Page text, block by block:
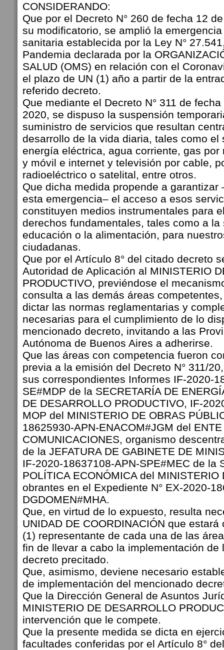
CONSIDERANDO:
Que por el Decreto N° 260 de fecha 12
su modificatorio, se amplió la
sanitaria establecida por la Ley N°
Pandemia declarada por la
SALUD (OMS) en relación con el
el plazo de UN (1) año a partir de la
referido decreto.
Que mediante el Decreto N° 311 de
2020, se dispuso la suspensión
suministro de servicios que resultan
desarrollo de la vida diaria, tales como el
energía eléctrica, agua corriente, gas
y móvil e internet y televisión por cable,
radioeléctrico o satelital, entre otros.
Que dicha medida propende a garantizar
esta emergencia– el acceso a esos
constituyen medios instrumentales para
derechos fundamentales, tales como a la
educación o la alimentación, para
ciudadanas.
Que por el Artículo 8° del citado decreto
Autoridad de Aplicación al MINISTERIO
PRODUCTIVO, previéndose el
consulta a las demás áreas
dictar las normas reglamentarias y
necesarias para el cumplimiento de lo
mencionado decreto, invitando a las
Autónoma de Buenos Aires a adherirse.
Que las áreas con competencia fueron
previa a la emisión del Decreto N° 311/
sus correspondientes Informes IF-2020-
SE#MDP de la SECRETARÍA DE
DE DESARROLLO PRODUCTIVO, IF-
MOP del MINISTERIO DE OBRAS
18625930-APN-ENACOM#JGM del
COMUNICACIONES, organismo
de la JEFATURA DE GABINETE DE
IF-2020-18637108-APN-SPE#MEC de la
POLÍTICA ECONÓMICA del MINISTERIO
obrantes en el Expediente N° EX-2020-
DGDOMEN#MHA.
Que, en virtud de lo expuesto, resulta
UNIDAD DE COORDINACIÓN que
(1) representante de cada una de las
fin de llevar a cabo la implementación de
decreto precitado.
Que, asimismo, deviene necesario
de implementación del mencionado
Que la Dirección General de Asuntos
MINISTERIO DE DESARROLLO
intervención que le compete.
Que la presente medida se dicta en
facultades conferidas por el Artículo 8°